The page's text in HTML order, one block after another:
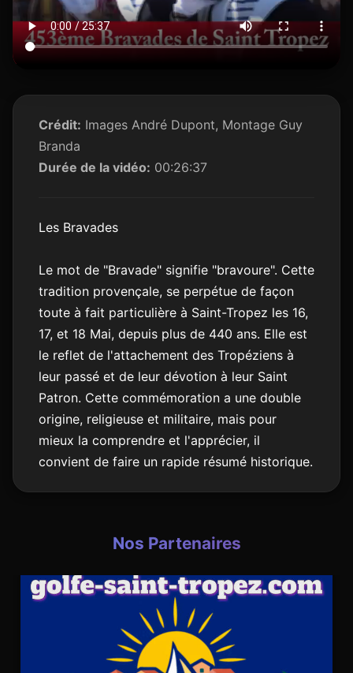
Crédit: Images André Dupont, Montage Guy
Branda
Durée de la vidéo: 00:26:37
Les Bravades
Le mot de "Bravade" signifie "bravoure". Cette
tradition provençale, se perpétue de façon
toute à fait particulière à Saint-Tropez les 16,
17, et 18 Mai, depuis plus de 440 ans. Elle est
le reflet de l'attachement des Tropéziens à
leur passé et de leur dévotion à leur Saint
Patron. Cette commémoration a une double
origine, religieuse et militaire, mais pour
mieux la comprendre et l'apprécier, il
convient de faire un rapide résumé historique.
Nos Partenaires